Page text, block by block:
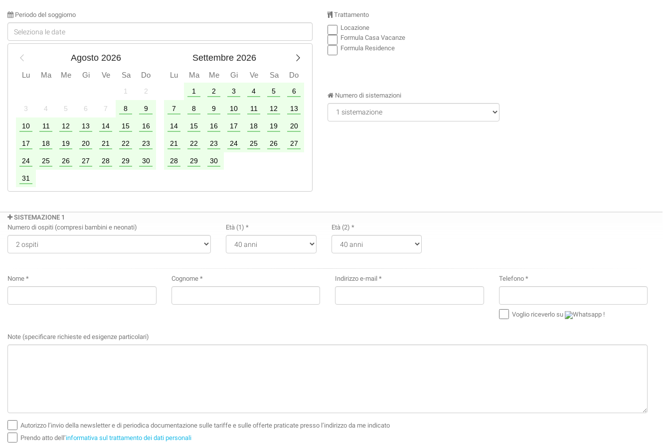
Periodo del soggiorno
Agosto 2026 Settembre 2026
Lu Ma Me Gi Ve Sa Do Lu Ma Me Gi Ve Sa Do
1 2
3 4 5 6 7 8 9
10 11 12 13 14 15 16
17 18 19 20 21 22 23
24 25 26 27 28 29 30
31
1 2 3 4 5 6
7 8 9 10 11 12 13
14 15 16 17 18 19 20
21 22 23 24 25 26 27
28 29 30
2
Trattamento
Locazione
Formula Casa Vacanze
Formula Residence
Numero di sistemazioni
SISTEMAZIONE 1
Numero di ospiti (compresi bambini e neonati)
Età (1) * Età (2) *
Nome * Cognome * Indirizzo e-mail * Telefono *
Voglio riceverlo su Whatsapp !
Note (specificare richieste ed esigenze particolari)
Autorizzo l’invio della newsletter e di periodica documentazione sulle tariffe e sulle offerte praticate presso l’indirizzo da me indicato
Prendo atto dell’informativa sul trattamento dei dati personali